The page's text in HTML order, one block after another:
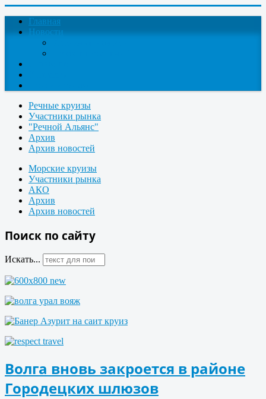
Главная
Новости
Речные круизы
Участники рынка
"Речной Альянс"
Архив
Архив новостей
Морские круизы
Участники рынка
АКО
Архив
Архив новостей
Поиск по сайту
Искать...
Волга вновь закроется в районе
Городецких шлюзов